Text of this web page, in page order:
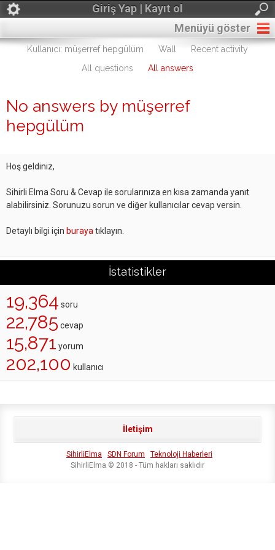
Giriş Yap | Kayıt ol
Menüyü göster
Kullanıcı: müşerref hepgülüm Wall
Recent activity
All questions
All answers
No answers by müşerref
hepgülüm
Hoş geldiniz,
Sihirli Elma Soru & Cevap ile sorularınıza en kısa zamanda yanıt
alabilirsiniz. Sorunuzu sorun ve diğer kullanıcılar cevap versin.
Detaylı bilgi için buraya tıklayın.
İstatistikler
19,364 soru
22,785 cevap
15,871 yorum
202,100 kullanıcı
İletişim
SihirliElma SDN Forum
Teknoloji Haberleri
SihirliElma © 2018 - Tüm hakları saklıdır